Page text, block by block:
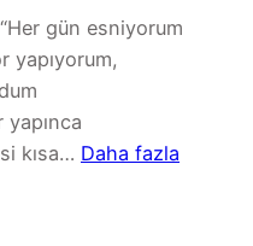
“Her gün esniyorum
yapıyorum,
yapınca
kısa… Daha fazla